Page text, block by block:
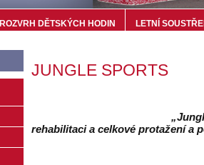
ROZVRH DĚTSKÝCH HODIN LETNÍ
JUNGLE SPORTS
„Jungle
rehabilitaci a celkové protažení a